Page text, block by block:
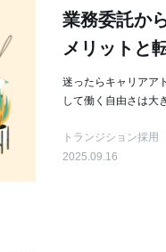
業務委託か
メリットと
迷ったらキャリアア
して働く自由さは大
トランジション採用
2025.09.16